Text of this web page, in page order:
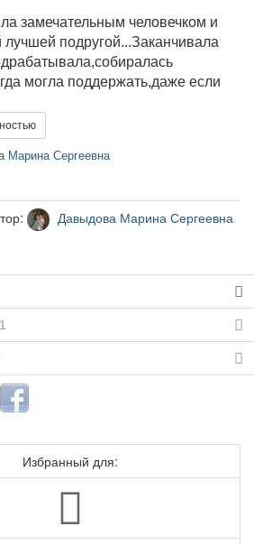
замечательным человечком и
подругой...Заканчивала
могла поддержать,даже если
Марина Сергеевна
Давыдова Марина Сергеевна
Избранный для: